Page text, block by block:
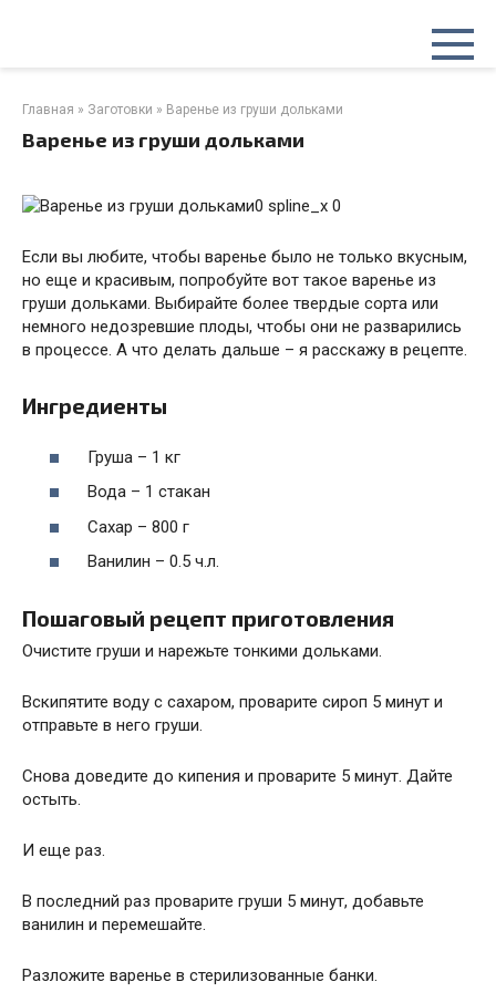
Главная » Заготовки » Варенье из груши дольками
Варенье из груши дольками
spline_x 0
Если вы любите, чтобы варенье было не только вкусным,
но еще и красивым, попробуйте вот такое варенье из
груши дольками. Выбирайте более твердые сорта или
немного недозревшие плоды, чтобы они не разварились
в процессе. А что делать дальше – я расскажу в рецепте.
Ингредиенты
Груша – 1 кг
Вода – 1 стакан
Сахар – 800 г
Ванилин – 0.5 ч.л.
Пошаговый рецепт приготовления
Очистите груши и нарежьте тонкими дольками.
Вскипятите воду с сахаром, проварите сироп 5 минут и
отправьте в него груши.
Снова доведите до кипения и проварите 5 минут. Дайте
остыть.
И еще раз.
В последний раз проварите груши 5 минут, добавьте
ванилин и перемешайте.
Разложите варенье в стерилизованные банки.